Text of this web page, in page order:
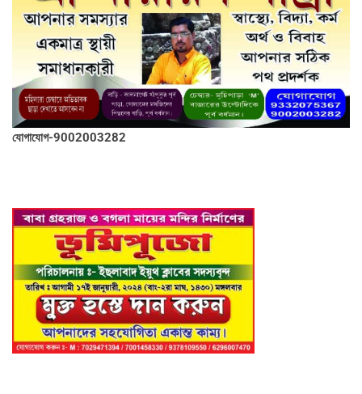
যোগাযোগ-9002003282